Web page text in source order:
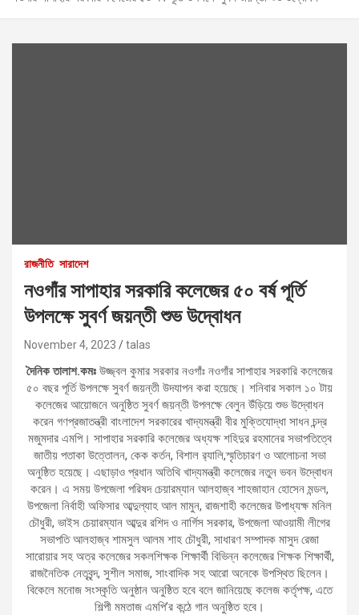
রাজনীতি সারাদেশ
নওগাঁর সাপাহার সরকারি কলেজের ৫০ বর্ষ পূর্তি
উপলক্ষে সুবর্ণ জয়ন্তী শুভ উদ্বোধন
November 4, 2023 talas
দৈনিক তালাশ.কমঃ উজ্জ্বল কুমার সরকার নওগাঁঃ নওগাঁর সাপাহার সরকারি কলেজের
৫০ বছর পূর্তি উপলক্ষে সুবর্ণ জয়ন্তী উদযাপন করা হয়েছে। শনিবার সকাল ১০ টায়
কলেজের আয়োজনে অনুষ্ঠিত সুবর্ণ জয়ন্তী উপলক্ষে বেলুন উঁড়িয়ে শুভ উদ্বোধন
করেন গণপ্রজাতন্ত্রী বাংলাদেশ সরকারের খাদ্যমন্ত্রী বীর মুক্তিযোদ্ধা সাধন চন্দ্র
মজুমদার এমপি। সাপাহার সরকারি কলেজের অধ্যক্ষ শহিদুর রহমানের সভাপতিত্বে
জাতীয় পতাকা উত্তোলন, কেক কর্তন, বিশাল র‍্যালি,স্মৃতিচারণ ও আলোচনা সভা
অনুষ্ঠিত হয়েছে। এছাড়াও প্রধান অতিথি খাদ্যমন্ত্রী কলেজের নতুন ভবন উদ্বোধন
করেন। এ সময় উপজেলা পরিষদ চেয়ারম্যান আলহাজ্ব শাহজাহান হোসেন মন্ডল,
উপজেলা নির্বাহী অফিসার আব্দুল্যাহ আল মামুন, রাজশাহী কলেজের উপাধ্যক্ষ মনিল
চৌধুরী, ভাইস চেয়ারম্যান আব্দুর রশিদ ও নার্গিস সরকার, উপজেলা আওয়ামী লীগের
সভাপতি আলহাজ্ব শামসুল আলম শাহ চৌধুরী, সাধারণ সম্পাদক মাসুদ রেজা
সারোয়ার সহ অত্র কলেজের সকলশিক্ষক শিক্ষার্থী বিভিন্ন কলেজের শিক্ষক শিক্ষার্থী,
রাজনৈতিক নেতৃবৃন্দ, সুশীল সমাজ, সাংবাদিক সহ আরো অনেকে উপস্থিত ছিলেন।
বিকেলে মনোজ সংস্কৃতি অনুষ্ঠান অনুষ্ঠিত হবে বলে জানিয়েছে কলেজ কর্তৃপক্ষ, এতে
শিল্পী মমতাজ এমপি’র কন্ঠে গান অনুষ্ঠিত হবে।